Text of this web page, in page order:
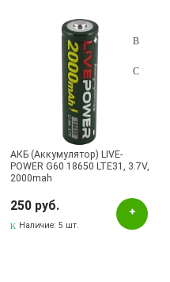
АКБ (Аккумулятор) LIVE-
POWER G60 18650 LTE31, 3.7V,
2000mah
250 руб.
Наличие:5 шт.